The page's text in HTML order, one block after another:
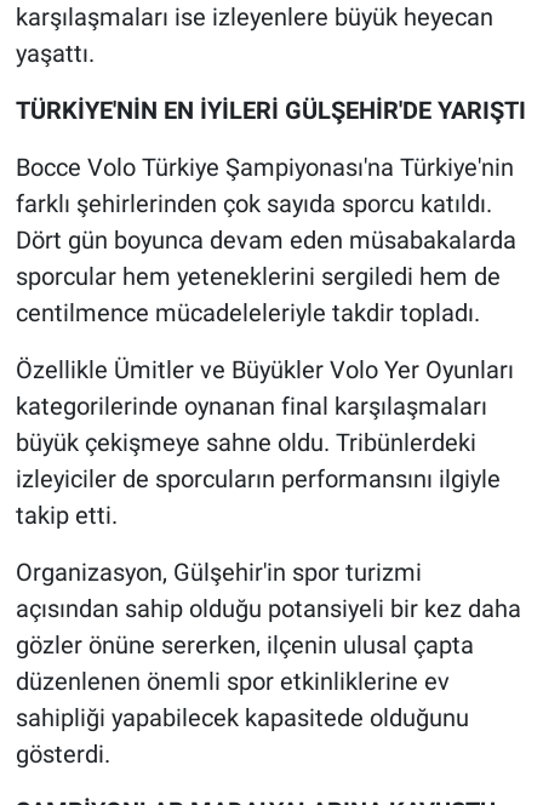
karşılaşmaları ise izleyenlere büyük heyecan
yaşattı.
TÜRKİYE'NİN EN İYİLERİ GÜLŞEHİR'DE YARIŞTI
Bocce Volo Türkiye Şampiyonası'na Türkiye'nin
farklı şehirlerinden çok sayıda sporcu katıldı.
Dört gün boyunca devam eden müsabakalarda
sporcular hem yeteneklerini sergiledi hem de
centilmence mücadeleleriyle takdir topladı.
Özellikle Ümitler ve Büyükler Volo Yer Oyunları
kategorilerinde oynanan final karşılaşmaları
büyük çekişmeye sahne oldu. Tribünlerdeki
izleyiciler de sporcuların performansını ilgiyle
takip etti.
Organizasyon, Gülşehir'in spor turizmi
açısından sahip olduğu potansiyeli bir kez daha
gözler önüne sererken, ilçenin ulusal çapta
düzenlenen önemli spor etkinliklerine ev
sahipliği yapabilecek kapasitede olduğunu
gösterdi.